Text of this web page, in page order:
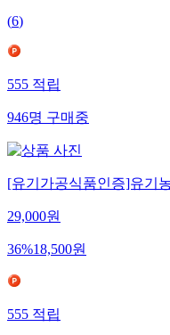
(6)
555 적립
946명 구매중
[유기가공식품인증]유기
29,000원
36%18,500원
555 적립